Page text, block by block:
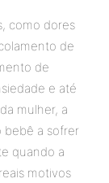
como dores
de
de
e até
mulher, a
bebê a sofrer
quando a
motivos